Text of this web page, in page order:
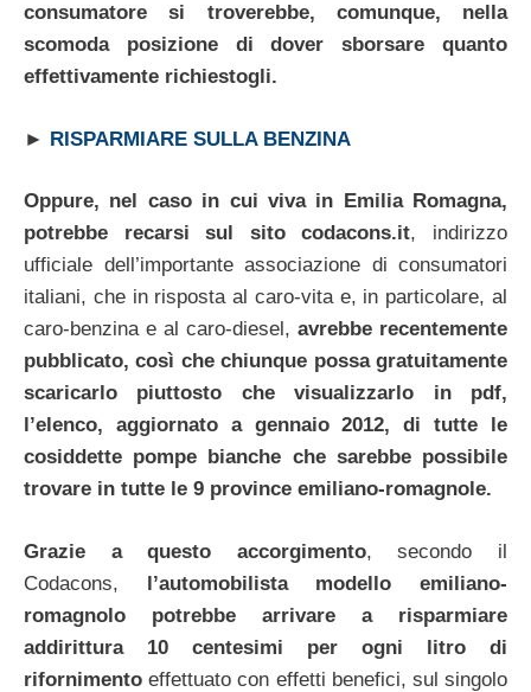
consumatore si troverebbe, comunque, nella
scomoda posizione di dover sborsare quanto
effettivamente richiestogli.
► RISPARMIARE SULLA BENZINA
Oppure, nel caso in cui viva in Emilia Romagna,
potrebbe recarsi sul sito codacons.it, indirizzo
ufficiale dell’importante associazione di consumatori
italiani, che in risposta al caro-vita e, in particolare, al
caro-benzina e al caro-diesel, avrebbe recentemente
pubblicato, così che chiunque possa gratuitamente
scaricarlo piuttosto che visualizzarlo in pdf,
l’elenco, aggiornato a gennaio 2012, di tutte le
cosiddette pompe bianche che sarebbe possibile
trovare in tutte le 9 province emiliano-romagnole.
Grazie a questo accorgimento, secondo il
Codacons, l’automobilista modello emiliano-
romagnolo potrebbe arrivare a risparmiare
addirittura 10 centesimi per ogni litro di
rifornimento effettuato con effetti benefici, sul singolo